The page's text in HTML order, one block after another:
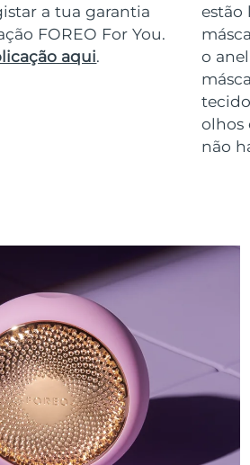
a tua garantia
FOREO For You.
aqui.
estão
o
olhos
não